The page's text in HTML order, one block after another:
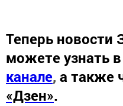
Теперь новости
можете узнать
канале, а также
«Дзен».